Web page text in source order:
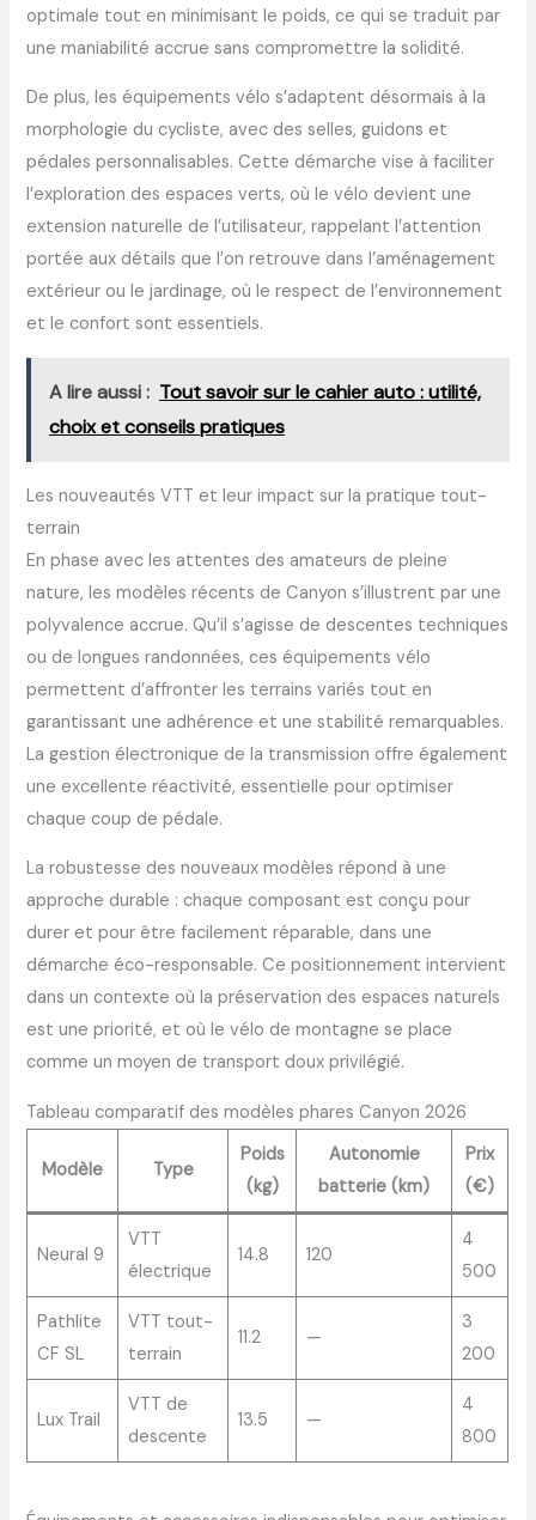
optimale tout en minimisant le poids, ce qui se traduit par
une maniabilité accrue sans compromettre la solidité.
De plus, les équipements vélo s’adaptent désormais à la
morphologie du cycliste, avec des selles, guidons et
pédales personnalisables. Cette démarche vise à faciliter
l’exploration des espaces verts, où le vélo devient une
extension naturelle de l’utilisateur, rappelant l’attention
portée aux détails que l’on retrouve dans l’aménagement
extérieur ou le jardinage, où le respect de l’environnement
et le confort sont essentiels.
A lire aussi : Tout savoir sur le cahier auto : utilité,
choix et conseils pratiques
Les nouveautés VTT et leur impact sur la pratique tout-
terrain
En phase avec les attentes des amateurs de pleine
nature, les modèles récents de Canyon s’illustrent par une
polyvalence accrue. Qu’il s’agisse de descentes techniques
ou de longues randonnées, ces équipements vélo
permettent d’affronter les terrains variés tout en
garantissant une adhérence et une stabilité remarquables.
La gestion électronique de la transmission offre également
une excellente réactivité, essentielle pour optimiser
chaque coup de pédale.
La robustesse des nouveaux modèles répond à une
approche durable : chaque composant est conçu pour
durer et pour être facilement réparable, dans une
démarche éco-responsable. Ce positionnement intervient
dans un contexte où la préservation des espaces naturels
est une priorité, et où le vélo de montagne se place
comme un moyen de transport doux privilégié.
Tableau comparatif des modèles phares Canyon 2026
Modèle Type
Poids
(kg)
Autonomie
batterie (km)
Prix
(€)
Neural 9
VTT
électrique
14.8 120
4
500
Pathlite
CF SL
VTT tout-
terrain
11.2 —
3
200
Lux Trail
VTT de
descente
13.5 —
4
800